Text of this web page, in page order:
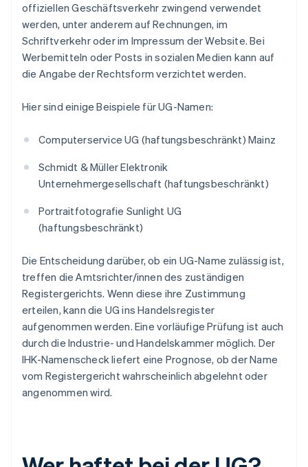
offiziellen Geschäftsverkehr zwingend verwendet
werden, unter anderem auf Rechnungen, im
Schriftverkehr oder im Impressum der Website. Bei
Werbemitteln oder Posts in sozialen Medien kann auf
die Angabe der Rechtsform verzichtet werden.
Hier sind einige Beispiele für UG-Namen:
Computerservice UG (haftungsbeschränkt) Mainz
Schmidt & Müller Elektronik
Unternehmergesellschaft (haftungsbeschränkt)
Portraitfotografie Sunlight UG
(haftungsbeschränkt)
Die Entscheidung darüber, ob ein UG-Name zulässig ist,
treffen die Amtsrichter/innen des zuständigen
Registergerichts. Wenn diese ihre Zustimmung
erteilen, kann die UG ins Handelsregister
aufgenommen werden. Eine vorläufige Prüfung ist auch
durch die Industrie- und Handelskammer möglich. Der
IHK-Namenscheck liefert eine Prognose, ob der Name
vom Registergericht wahrscheinlich abgelehnt oder
angenommen wird.